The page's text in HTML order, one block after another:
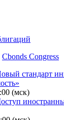
Cbonds Congress
стандарт
(мск)